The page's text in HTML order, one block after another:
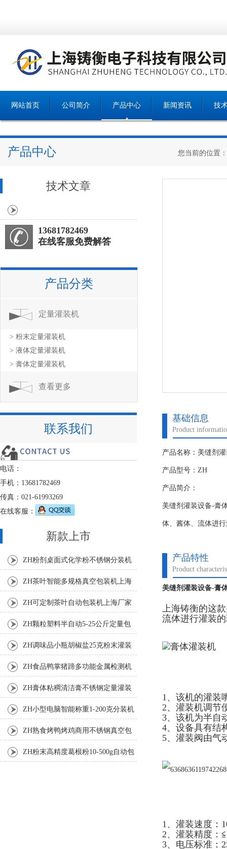
网站首页 公司简介 产品中心 新闻资讯 技
产品中心 您当前的位置：
基础信息
Product
产品名称：美缝剂
产品型号：ZH
产品简介：
美缝剂灌装设备-膏
体、酱体、流体进
产品特性
Product
美缝剂灌装设备-膏
上海铸衡的这
流体进行灌装
1、该机的灌装
2、灌装机调节
3、该机为半自
4、设备具有结
5、灌装阀由气
1、灌装速度：
2、灌装精度：
3、电压标准：
技术文章
13681782469
在线客服免费解答
产品分类
定量灌装机
> 粉末定量灌装机
> 液体定量灌装机
> 膏体定量灌装机
查看更多
联系我们
电话：
手机：13681782469
传真：021-61993269
在线客服：
新款上市
ZH粉剂桌面式化学粉不锈钢分装机
ZH茶叶智能多规格真空包装机上海
厂家 ZH可定制茶叶自动包装机上海厂家
ZH颗粒塑料半自动5-25公斤定量包
装机 ZH调味品小瓶胡椒盐25克粉末灌装
ZH食品鸭掌猪蹄多功能金属检测机
ZH膏体粘稠清洁膏不锈钢定量灌装
机厂家 ZH小型电脑智能称重1-200克分装机
ZH熟食烤鸭烤鸡商用不锈钢真空包
装机 ZH粉末高精度葛根粉10-500g自动包